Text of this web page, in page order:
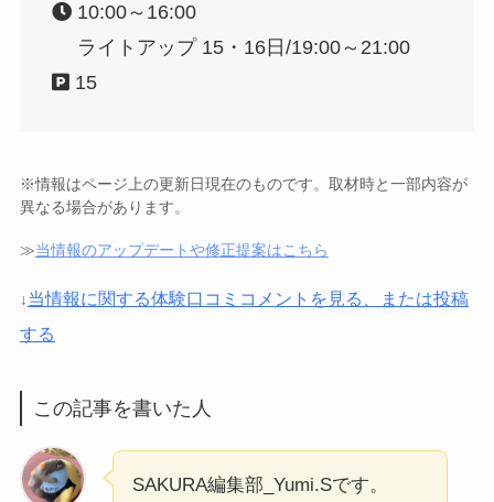
10:00～16:00
ライトアップ 15・16日/19:00～21:00
15
※情報はページ上の更新日現在のものです。取材時と一部内容が
異なる場合があります。
≫当情報のアップデートや修正提案はこちら
↓当情報に関する体験口コミコメントを見る、または投稿
する
この記事を書いた人
SAKURA編集部_Yumi.Sです。